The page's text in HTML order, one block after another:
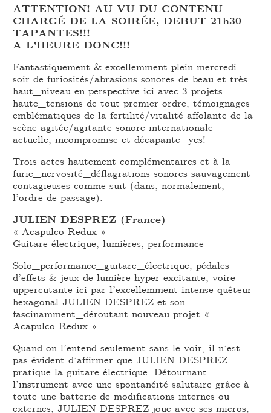
ATTENTION! AU VU DU CONTENU
CHARGÉ DE LA SOIRÉE, DEBUT 21h30
TAPANTES!!!
A L’HEURE DONC!!!
Fantastiquement & excellemment plein mercredi
soir de furiosités/abrasions sonores de beau et très
haut_niveau en perspective ici avec 3 projets
haute_tensions de tout premier ordre, témoignages
emblématiques de la fertilité/vitalité affolante de la
scène agitée/agitante sonore internationale
actuelle, incompromise et décapante_yes!
Trois actes hautement complémentaires et à la
furie_nervosité_déflagrations sonores sauvagement
contagieuses comme suit (dans, normalement,
l’ordre de passage):
JULIEN DESPREZ (France)
« Acapulco Redux »
Guitare électrique, lumières, performance
Solo_performance_guitare_électrique, pédales
d’effets & jeux de lumière hyper excitante, voire
uppercutante ici par l’excellemment intense quêteur
hexagonal JULIEN DESPREZ et son
fascinamment_déroutant nouveau projet «
Acapulco Redux ».
Quand on l’entend seulement sans le voir, il n’est
pas évident d’affirmer que JULIEN DESPREZ
pratique la guitare électrique. Détournant
l’instrument avec une spontanéité salutaire grâce à
toute une batterie de modifications internes ou
externes, JULIEN DESPREZ joue avec ses micros,